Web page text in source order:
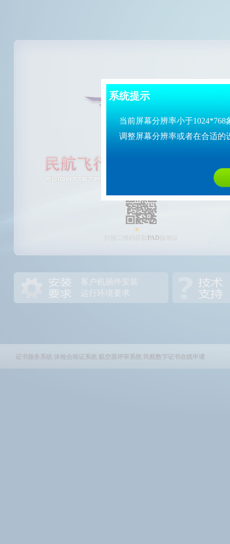
系统提示
当前屏幕分辨率小于
调整屏幕分辨率或者在合适的
PAD 版地址
客户机插件安装
运行环境要求
证书服务系统 体检合格证系统 航空器评审系统 民航数字证书在线申请